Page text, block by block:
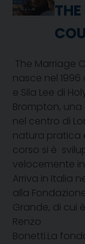
The Marriage
nasce nel
e Sila Lee di
Brompton,
nel centro di
natura pratica
corso si è
velocemente
Arriva in Italia
alla
Grande, di cui
Renzo
Bonetti.La